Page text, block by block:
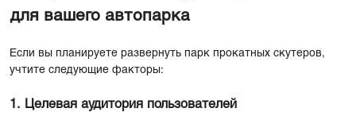
для вашего автопарка
Если вы планируете развернуть парк прокатных скутеров,
учтите следующие факторы:
1. Целевая аудитория пользователей